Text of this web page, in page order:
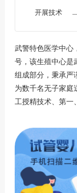
开展技术
武警特色医学中心
号，该生殖中心是
组成部分，秉承严
为数千名无子家庭
工授精技术、第一